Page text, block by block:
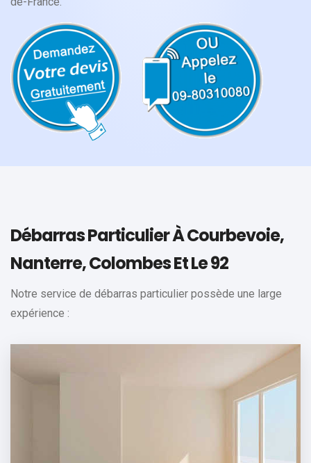
Débarras Particulier À Courbevoie,
Nanterre, Colombes Et Le 92
Notre service de débarras particulier possède une large
expérience :
Appartement